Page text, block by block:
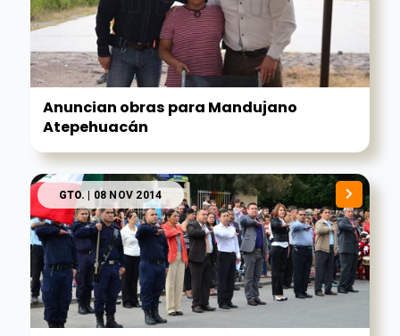
Anuncian obras para Mandujano
Atepehuacán
GTO.| 08 NOV 2014